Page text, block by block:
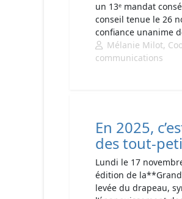
un 13ᵉ mandat
conseil tenue le 26
confiance unanime
Mélanie Milot,
communications
En 2025,
des tout-
Lundi le 17
édition de
levée du drapeau,